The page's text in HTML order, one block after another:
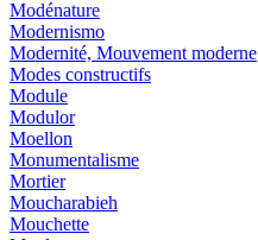
Modénature
Modernismo
Modernité, Mouvement moderne
Modes constructifs
Module
Modulor
Moellon
Monumentalisme
Mortier
Moucharabieh
Mouchette